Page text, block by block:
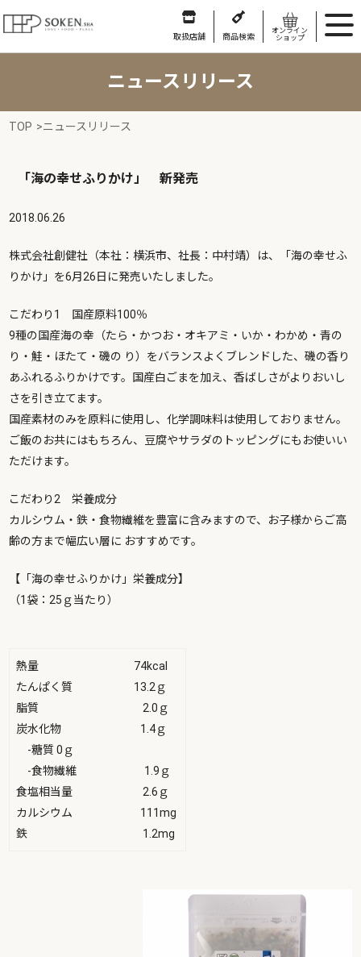
取扱店舗 商品検索
オンライン
ショップ
ニュースリリース
TOP >ニュースリリース
「海の幸せふりかけ」 新発売
2018.06.26
株式会社創健社（本社：横浜市、社長：中村靖）は、「海の幸せふ
りかけ」を6月26日に発売いたしました。
こだわり1 国産原料100％
9種の国産海の幸（たら・かつお・オキアミ・いか・わかめ・青の
り・鮭・ほたて・磯の り）をバランスよくブレンドした、磯の香り
あふれるふりかけです。国産白ごまを加え、香ばしさがよりおいし
さを引き立てます。
国産素材のみを原料に使用し、化学調味料は使用しておりません。
ご飯のお共にはもちろん、豆腐やサラダのトッピングにもお使いい
ただけます。
こだわり2 栄養成分
カルシウム・鉄・食物繊維を豊富に含みますので、お子様からご高
齢の方まで幅広い層に おすすめです。
【「海の幸せふりかけ」栄養成分】
（1袋：25ｇ当たり）
熱量 74kcal
たんぱく質 13.2ｇ
脂質 2.0ｇ
炭水化物 1.4ｇ
-糖質 0ｇ
-食物繊維 1.9ｇ
食塩相当量 2.6ｇ
カルシウム 111mg
鉄 1.2mg